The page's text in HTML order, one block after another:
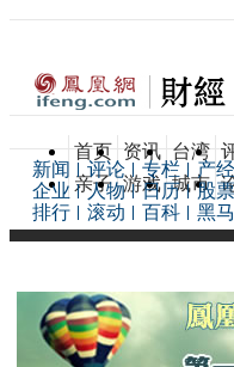
首页 资讯 台湾
亲子 游戏 城市
新闻 评论 专栏 产经
企业
人物 日历 股票
排行
滚动 百科 黑马